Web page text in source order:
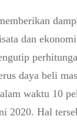
dan
daya beli
waktu 10
2020. Hal